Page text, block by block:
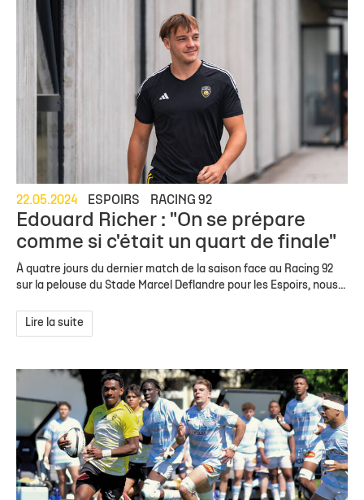
22.05.2024 ESPOIRS RACING 92
Edouard Richer : "On se prépare
comme si c'était un quart de finale"
À quatre jours du dernier match de la saison face au Racing 92
sur la pelouse du Stade Marcel Deflandre pour les Espoirs, nous...
Lire la suite